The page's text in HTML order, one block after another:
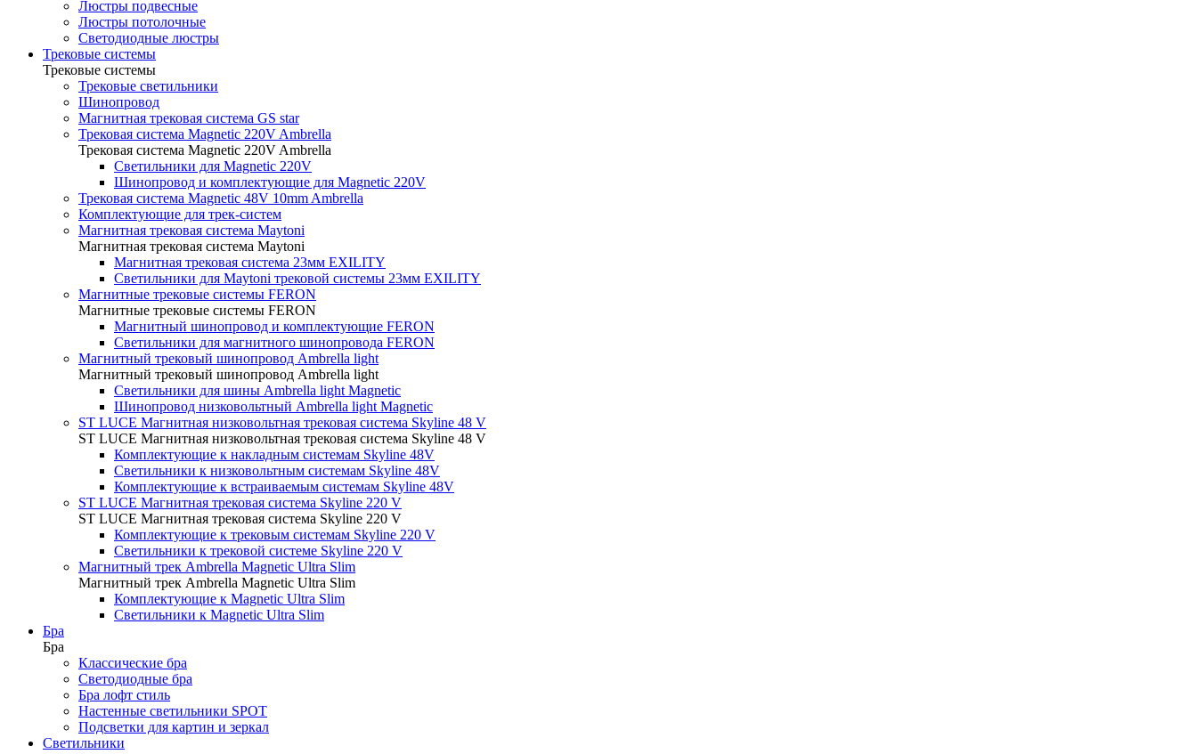
Люстры подвесные
Люстры потолочные
Светодиодные люстры
Трековые системы
Трековые системы
Трековые светильники
Шинопровод
Магнитная трековая система GS star
Трековая система Magnetic 220V Ambrella
Трековая система Magnetic 220V Ambrella
Светильники для Magnetic 220V
Шинопровод и комплектующие для Magnetic 220V
Трековая система Magnetic 48V 10mm Ambrella
Комплектующие для трек-систем
Магнитная трековая система Maytoni
Магнитная трековая система Maytoni
Магнитная трековая система 23мм EXILITY
Светильники для Maytoni трековой системы 23мм EXILITY
Магнитные трековые системы FERON
Магнитные трековые системы FERON
Магнитный шинопровод и комплектующие FERON
Светильники для магнитного шинопровода FERON
Магнитный трековый шинопровод Ambrella light
Магнитный трековый шинопровод Ambrella light
Светильники для шины Ambrella light Magnetic
Шинопровод низковольтный Ambrella light Magnetic
ST LUCE Магнитная низковольтная трековая система Skyline 48 V
ST LUCE Магнитная низковольтная трековая система Skyline 48 V
Комплектующие к накладным системам Skyline 48V
Светильники к низковольтным системам Skyline 48V
Комплектующие к встраиваемым системам Skyline 48V
ST LUCE Магнитная трековая система Skyline 220 V
ST LUCE Магнитная трековая система Skyline 220 V
Комплектующие к трековым системам Skyline 220 V
Светильники к трековой системе Skyline 220 V
Магнитный трек Ambrella Magnetic Ultra Slim
Магнитный трек Ambrella Magnetic Ultra Slim
Комплектующие к Magnetic Ultra Slim
Светильники к Magnetic Ultra Slim
Бра
Бра
Классические бра
Светодиодные бра
Бра лофт стиль
Настенные светильники SPOT
Подсветки для картин и зеркал
Светильники